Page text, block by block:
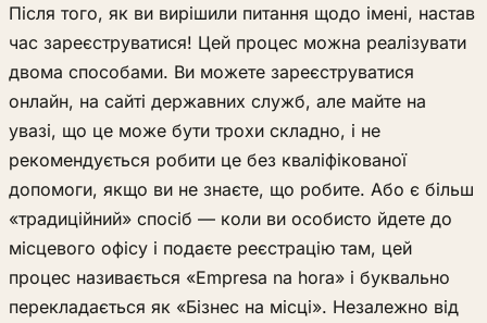
Після того, як ви вирішили питання щодо імені, настав
час зареєструватися! Цей процес можна реалізувати
двома способами. Ви можете зареєструватися
онлайн, на сайті державних служб, але майте на
увазі, що це може бути трохи складно, і не
рекомендується робити це без кваліфікованої
допомоги, якщо ви не знаєте, що робите. Або є більш
«традиційний» спосіб — коли ви особисто йдете до
місцевого офісу і подаєте реєстрацію там, цей
процес називається «Empresa na hora» і буквально
перекладається як «Бізнес на місці». Незалежно від